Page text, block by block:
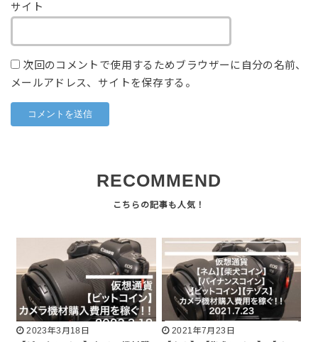
サイト
次回のコメントで使用するためブラウザーに自分の名前、
メールアドレス、サイトを保存する。
RECOMMEND
2023年3月18日
2021年7月23日